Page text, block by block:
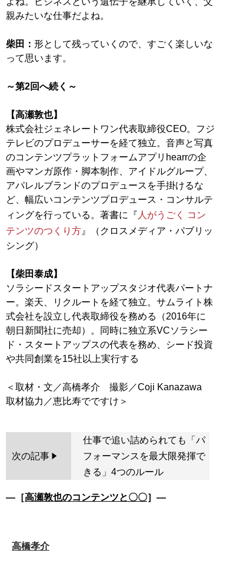
親みたいな仕事だよね。
柴田： 形として残っていくので、すごく楽しいな
って思います。
～第2回へ続く～
【高瀬敦也】
株式会社ジェネレートワン代表取締役CEO。フジ
テレビのプロデューサーを経て独立。音声と写真
のコンテンツプラットフォームアプリhearrの企
画やマンガ原作・脚本制作、アイドルグループ、
アパレルブランドのプロデュースを手掛けるな
ど、幅広いコンテンツプロデュース・コンサルテ
ィングを行っている。著書に『 人がうごく コン
テンツのつくり方 』（クロスメディア・パブリッ
シング）
【柴田泰成】
ソラシードスタートアップスタジオ代表パートナ
ー。楽天、リクルートを経て独立。サムライト株
式会社を設立し代表取締役を務める（2016年に
朝日新聞社に売却）。同時に独立系VCソラシー
ド・スタートアップスの代表を務め、シード投資
や共同創業を15社以上実行する
＜取材・文／高橋孝介 撮影／Coji Kanazawa
次の記事
仕事で追い詰められても「パ
フォーマンスを最大限発揮で
きる」4つのルール
―［高瀬敦也のコンテンツと〇〇］―
高橋孝介